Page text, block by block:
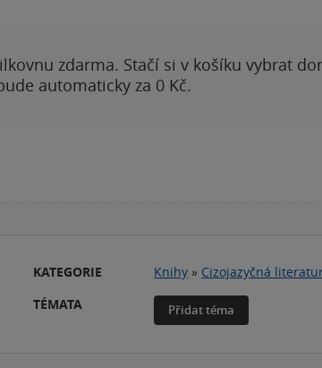
zdarma. Stačí si v košíku vybrat
automaticky za 0 Kč.
KATEGORIE Knihy » Cizojazyčná
TÉMATA
Přidat téma